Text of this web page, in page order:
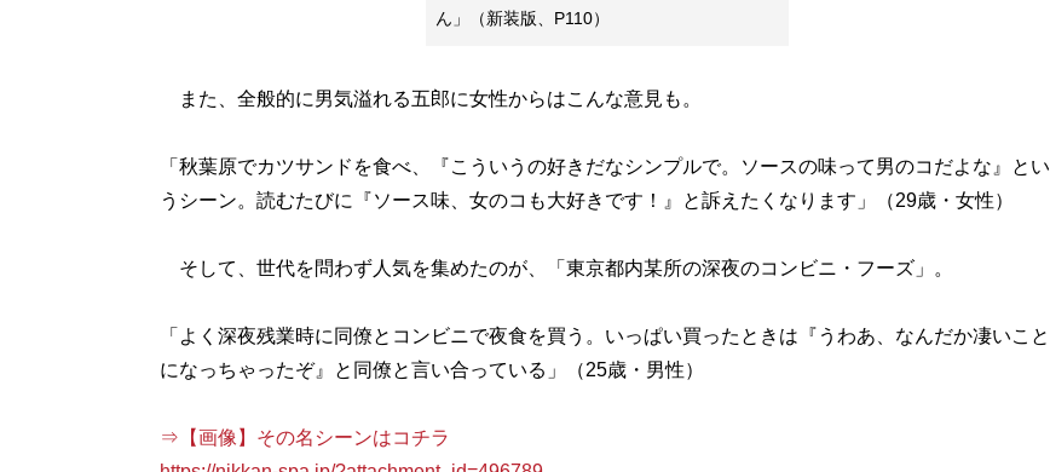
ん」（新装版、P110）
また、全般的に男気溢れる五郎に女性からはこんな意見も。
「秋葉原でカツサンドを食べ、『こういうの好きだなシンプルで。ソースの味って男のコだよな』とい
うシーン。読むたびに『ソース味、女のコも大好きです！』と訴えたくなります」（29歳・女性）
そして、世代を問わず人気を集めたのが、「東京都内某所の深夜のコンビニ・フーズ」。
「よく深夜残業時に同僚とコンビニで夜食を買う。いっぱい買ったときは『うわあ、なんだか凄いこと
になっちゃったぞ』と同僚と言い合っている」（25歳・男性）
⇒【画像】その名シーンはコチラ